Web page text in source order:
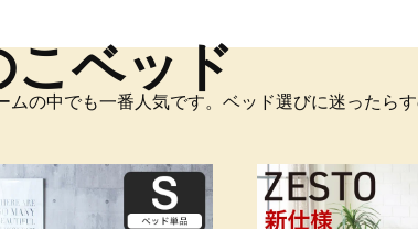
こベッド
の中でも一番人気です。ベッド選びに迷ったらす